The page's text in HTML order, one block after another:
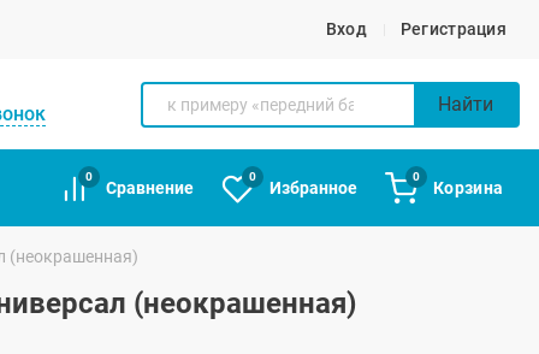
Вход Регистрация
Найти
0
Сравнение
0
Избранное
0
Корзина
(неокрашенная)
(неокрашенная)